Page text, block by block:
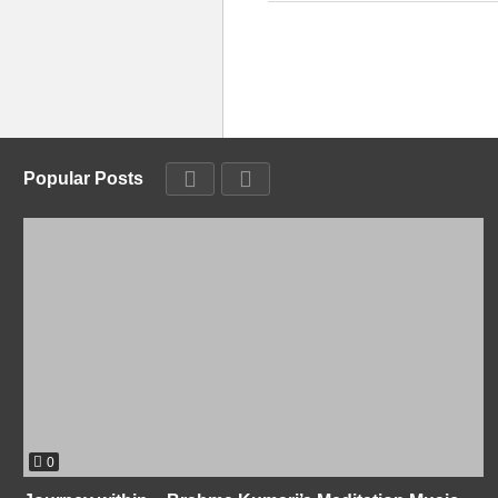
Popular Posts
0